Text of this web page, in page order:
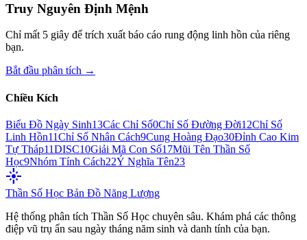
Truy Nguyên Định Mệnh
Chỉ mất 5 giây để trích xuất báo cáo rung động linh hồn của riêng
bạn.
Bắt đầu phân tích →
Chiều Kích
Biểu Đồ Ngày Sinh13Các Chỉ Số0Chỉ Số Đường Đời12Chỉ Số
Linh Hồn11Chỉ Số Nhân Cách9Cung Hoàng Đạo30Đỉnh Cao Kim
Tự Tháp11DISC10Giải Mã Con Số17Mũi Tên Thần Số
Học9Nhóm Tính Cách22Ý Nghĩa Tên23
flare
Thần Số Học Bản Đồ Năng Lượng
Hệ thống phân tích Thần Số Học chuyên sâu. Khám phá các thông
điệp vũ trụ ẩn sau ngày tháng năm sinh và danh tính của bạn.